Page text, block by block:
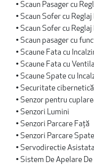
• Scaun Pasager cu
• Scaun Sofer cu
• Scaun Sofer cu
• Scaun pasager cu
• Scaune Fata cu
• Scaune Fata cu
• Scaune Spate cu
• Securitate cibernetică
• Senzor pentru
• Senzori Lumini
• Senzori Parcare Față
• Senzori Parcare Spate
• Servodirectie
• Sistem De Apelare